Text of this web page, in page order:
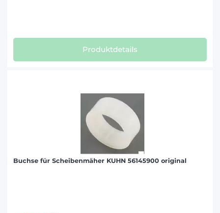
Produktdetails
Buchse für Scheibenmäher KUHN 56145900 original